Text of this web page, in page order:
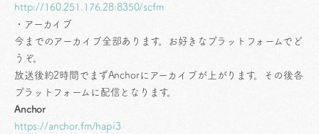
http://160.251.176.28:8350/scfm
・アーカイブ
今までのアーカイブ全部あります。お好きなプラットフォームでど
うぞ。
放送後約2時間でまずAnchorにアーカイブが上がります。その後各
プラットフォームに配信となります。
Anchor
https://anchor.fm/hapi3